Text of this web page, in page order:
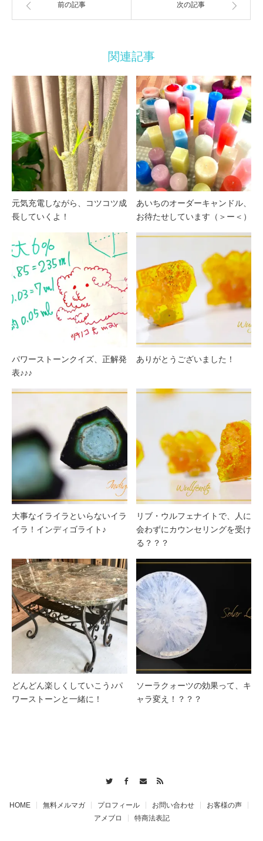
前の記事 次の記事
関連記事
元気充電しながら、コツコツ成
長していくよ！
あいちのオーダーキャンドル、
お待たせしています（＞ー＜）
パワーストーンクイズ、正解発
表♪♪♪
ありがとうございました！
大事なイライラといらないイラ
イラ！インディゴライト♪
リブ・ウルフェナイトで、人に
会わずにカウンセリングを受け
る？？？
どんどん楽しくしていこう♪パ
ワーストーンと一緒に！
ソーラクォーツの効果って、キ
ャラ変え！？？？
HOME 無料メルマガ プロフィール お問い合わせ
お客様の声
アメブロ
特商法表記